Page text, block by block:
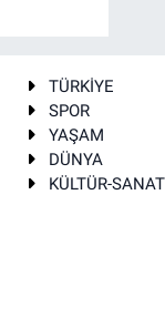
TÜRKİYE
SPOR
YAŞAM
DÜNYA
KÜLTÜR-SANAT